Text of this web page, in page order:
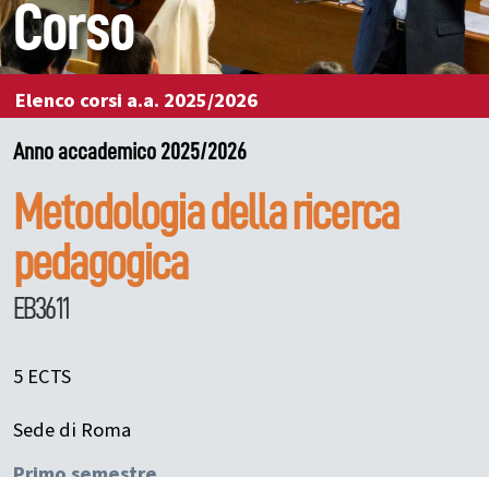
Corso
Elenco corsi a.a. 2025/2026
Anno accademico 2025/2026
Metodologia della ricerca
pedagogica
EB3611
5 ECTS
Sede di Roma